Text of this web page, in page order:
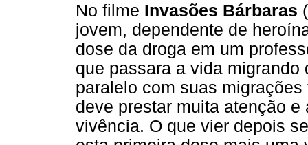
No filme Invasões Bárbaras
jovem, dependente de
dose da droga em um
que passara a vida
paralelo com suas
deve prestar muita atenção
vivência. O que vier depois